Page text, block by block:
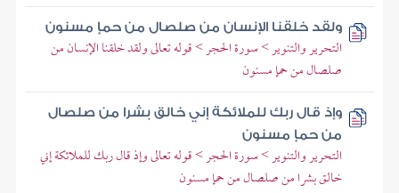
ولقد خلقنا الإنسان من صلصال من حمإ مسنون
التحرير والتنوير > سورة الحجر > قوله تعالى ولقد خلقنا الإنسان من
صلصال من حمإ مسنون
وإذ قال ربك للملائكة إني خالق بشرا من صلصال
من حمإ مسنون
التحرير والتنوير > سورة الحجر > قوله تعالى وإذ قال ربك للملائكة إني
خالق بشرا من صلصال من حمإ مسنون